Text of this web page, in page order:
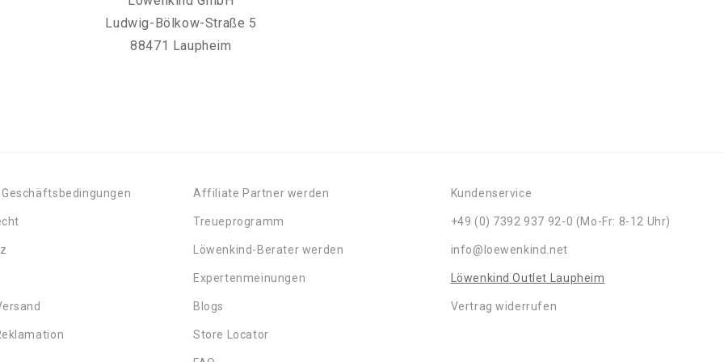
Ludwig-Bölkow-Straße 5
88471 Laupheim
Affiliate Partner werden
Treueprogramm
Löwenkind-Berater werden
Expertenmeinungen
Blogs
Store Locator
Kundenservice
+49 (0) 7392 937 92-0 (Mo-Fr: 8-12 Uhr)
info@loewenkind.net
Löwenkind Outlet Laupheim
Vertrag widerrufen